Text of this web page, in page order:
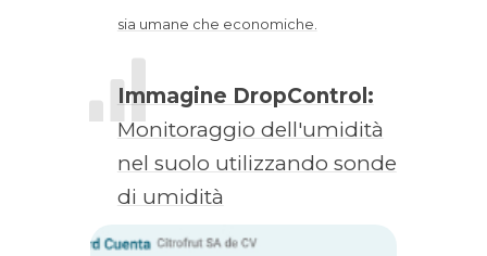
sia umane che economiche.
Immagine DropControl:
Monitoraggio dell'umidità
nel suolo utilizzando sonde
di umidità